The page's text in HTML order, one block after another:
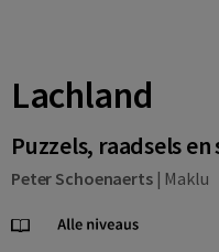
Lachland
Puzzels, raadsels
Peter Schoenaerts| Maklu